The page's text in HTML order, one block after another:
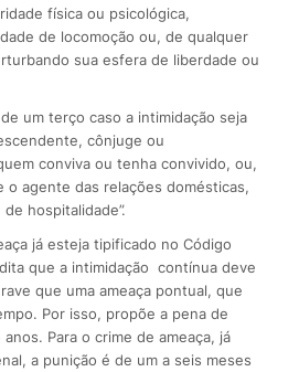
física ou psicológica,
de locomoção ou, de qualquer
sua esfera de liberdade ou
um terço caso a intimidação seja
cônjuge ou
conviva ou tenha convivido, ou,
o agente das relações domésticas,
hospitalidade”.
já esteja tipificado no Código
que a intimidação contínua deve
que uma ameaça pontual, que
Por isso, propõe a pena de
Para o crime de ameaça, já
a punição é de um a seis meses